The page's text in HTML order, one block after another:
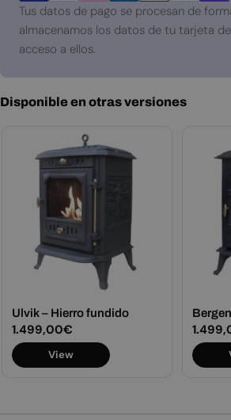
pago
Tus datos de pago se procesan de
almacenamos los datos de tu tarjeta
acceso a ellos.
Disponible en otras versiones
Ulvik – Hierro fundido
Precio
habitual
1.499,00€
View
Precio